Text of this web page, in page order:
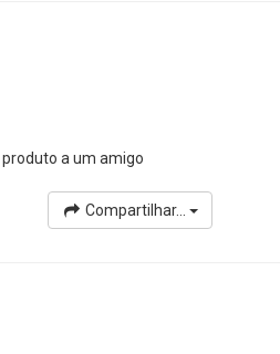
a um amigo
Compartilhar...